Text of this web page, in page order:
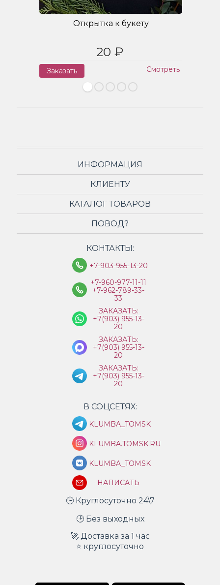
Открытка к букету
20 ₽
Заказать Смотреть
ИНФОРМАЦИЯ
КЛИЕНТУ
КАТАЛОГ ТОВАРОВ
ПОВОД?
КОНТАКТЫ:
+7-903-955-13-20
+7-960-977-11-11
+7-962-789-33-
33
ЗАКАЗАТЬ:
+7(903) 955-13-
20
ЗАКАЗАТЬ:
+7(903) 955-13-
20
ЗАКАЗАТЬ:
+7(903) 955-13-
20
В СОЦСЕТЯХ:
KLUMBA_TOMSK
KLUMBA.TOMSK.RU
KLUMBA_TOMSK
НАПИСАТЬ
🕒 Круглосуточно 24\7
🕒 Без выходных
🚀 Доставка за 1 час
⭐ круглосуточно